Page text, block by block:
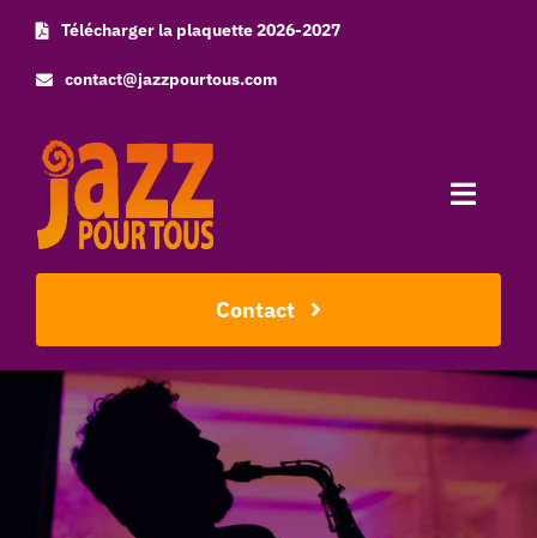
Skip
content
Télécharger la plaquette 2026-2027
contact@jazzpourtous.com
Toggle
Accueil
L’association
Les concerts
Photos
Contact